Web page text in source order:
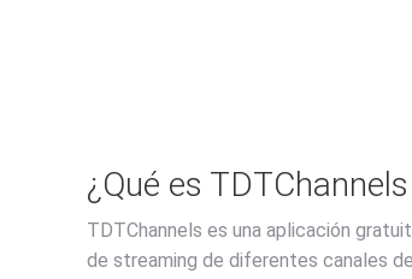
¿Qué es
TDTChannels es una aplicación
de streaming de diferentes canales